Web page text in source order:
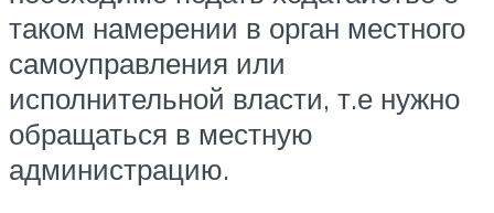
таком намерении в орган местного
самоуправления или
исполнительной власти, т.е нужно
обращаться в местную
администрацию.